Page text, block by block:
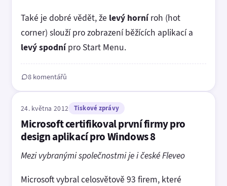
Také je dobré vědět, že levý horníroh (hot
corner) slouží pro zobrazení běžících aplikací a
levý spodnípro Start Menu.
8 komentářů
24. května 2012 Tiskové zprávy
Microsoft certifikoval první firmy pro
design aplikací pro Windows 8
Mezi vybranými společnostmi je i české Fleveo
Microsoft vybral celosvětově 93 firem, které